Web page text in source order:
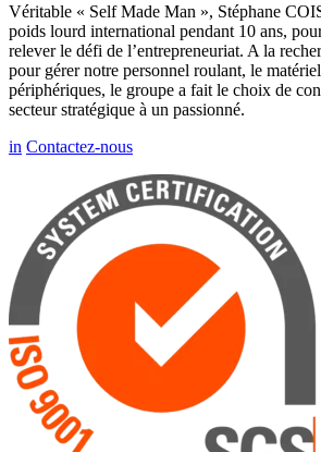
Véritable « Self Made Man », Stéphane
poids lourd international pendant 10 ans,
relever le défi de l’entrepreneuriat. A la
pour gérer notre personnel roulant, le
périphériques, le groupe a fait le choix de
secteur stratégique à un passionné.
in Contactez-nous